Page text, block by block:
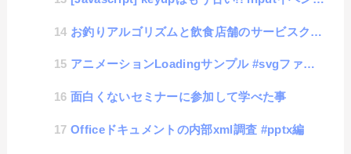
お釣りアルゴリズムと飲食店舗のサービスクオリティについて
アニメーションLoadingサンプル #svgファイル編
面白くないセミナーに参加して学べた事
Officeドキュメントの内部xml調査 #pptx編